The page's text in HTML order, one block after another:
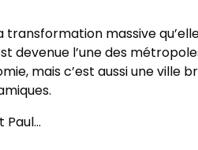
massive
devenue l’une des
mais c’est aussi une ville
Paul…